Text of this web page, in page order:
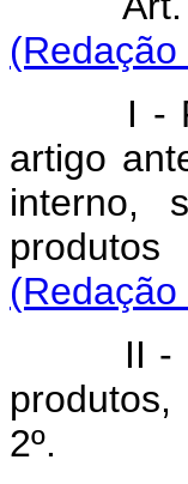
I -
artigo
interno,
II -